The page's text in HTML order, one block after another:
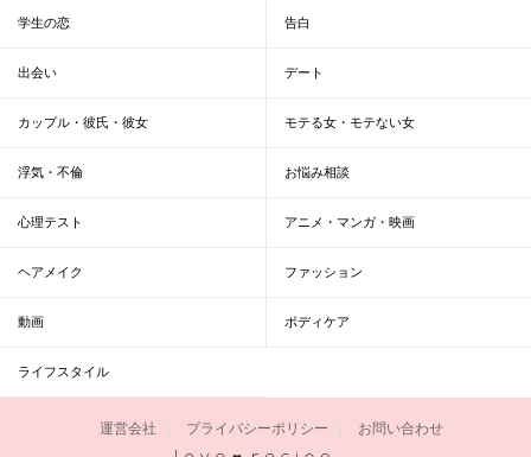
学生の恋 告白
出会い デート
カップル・彼氏・彼女 モテる女・モテない女
浮気・不倫 お悩み相談
心理テスト アニメ・マンガ・映画
ヘアメイク ファッション
動画 ボディケア
ライフスタイル
運営会社 プライバシーポリシー お問い合わせ